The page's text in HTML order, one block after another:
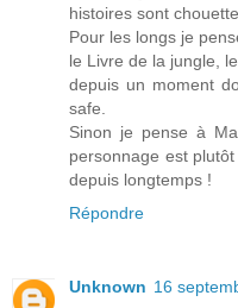
histoires sont
Pour les longs je
le Livre de la jungle,
depuis un moment
safe.
Sinon je pense à
personnage est
depuis longtemps !
Répondre
Unknown 16